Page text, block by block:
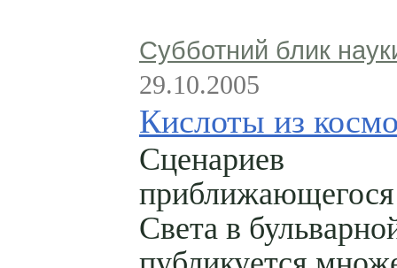
Субботний блик
29.10.2005
Кислоты из
Сценариев
Света в